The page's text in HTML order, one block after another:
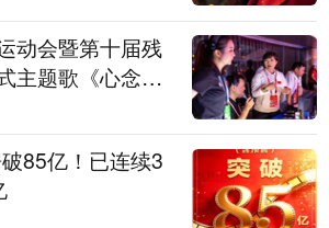
动会暨第十届残
主题歌《心念山
85亿！已连续3